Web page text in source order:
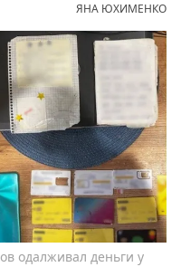
ЯНА ЮХИМЕНКО
одалживал деньги у